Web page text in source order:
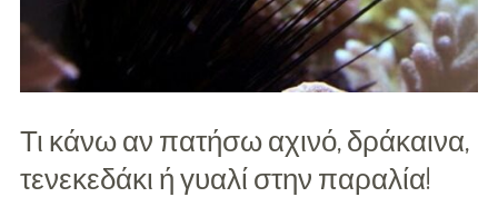
Τι κάνω αν πατήσω αχινό, δράκαινα,
τενεκεδάκι ή γυαλί στην παραλία!